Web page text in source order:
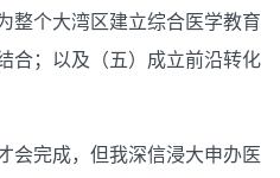
整个大湾区建立综合医学教育
合；以及（五）成立前沿转化
会完成，但我深信浸大申办医